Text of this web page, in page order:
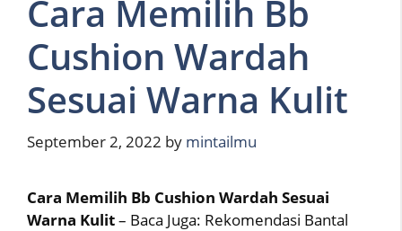
Cara Memilih Bb
Cushion Wardah
Sesuai Warna Kulit
September 2, 2022 by mintailmu
Cara Memilih Bb Cushion Wardah Sesuai
Warna Kulit– Baca Juga: Rekomendasi Bantal